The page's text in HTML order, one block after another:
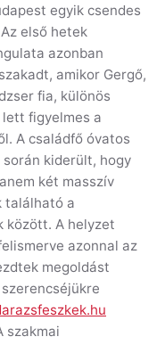
egyik csendes
első hetek
azonban
amikor Gergő,
fia, különös
figyelmes a
A családfő óvatos
kiderült, hogy
két masszív
található a
között. A helyzet
azonnal az
megoldást
szakmai